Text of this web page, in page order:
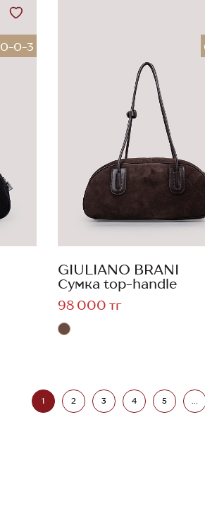
0-0-3
GIULIANO BRANI
Сумка top-handle
98 000 тг
1 2 3 4 5